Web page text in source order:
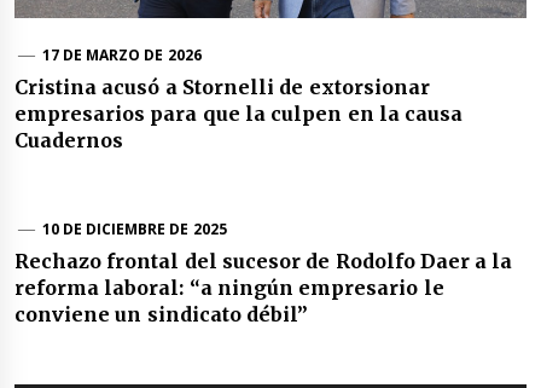
17 DE MARZO DE 2026
Cristina acusó a Stornelli de extorsionar
empresarios para que la culpen en la causa
Cuadernos
10 DE DICIEMBRE DE 2025
Rechazo frontal del sucesor de Rodolfo Daer a la
reforma laboral: “a ningún empresario le
conviene un sindicato débil”